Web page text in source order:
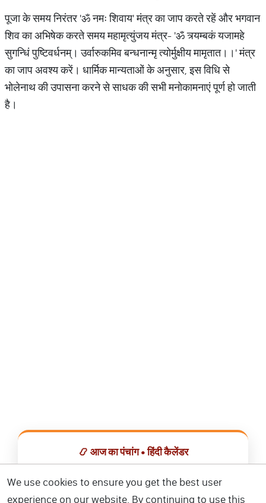
पूजा के समय निरंतर 'ॐ नमः शिवाय' मंत्र का जाप करते रहें और भगवान
शिव का अभिषेक करते समय महामृत्युंजय मंत्र- 'ॐ त्र्यम्बकं यजामहे
सुगन्धिं पुष्टिवर्धनम्। उर्वारुकमिव बन्धनान्मृ त्योर्मुक्षीय मामृतात।।' मंत्र
का जाप अवश्य करें। धार्मिक मान्यताओं के अनुसार, इस विधि से
भोलेनाथ की उपासना करने से साधक की सभी मनोकामनाएं पूर्ण हो जाती
है।
📿 आज का पंचांग • हिंदी कैलेंडर
We use cookies to ensure you get the best user
experience on our website. By continuing to use this